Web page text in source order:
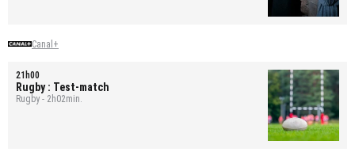
Canal+
21h00
Rugby : Test-match
Rugby - 2h02min.